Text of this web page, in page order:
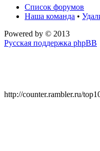
Список форумов
Наша команда •
Powered by © 2013
Русская поддержка phpBB
http://counter.rambler.ru/